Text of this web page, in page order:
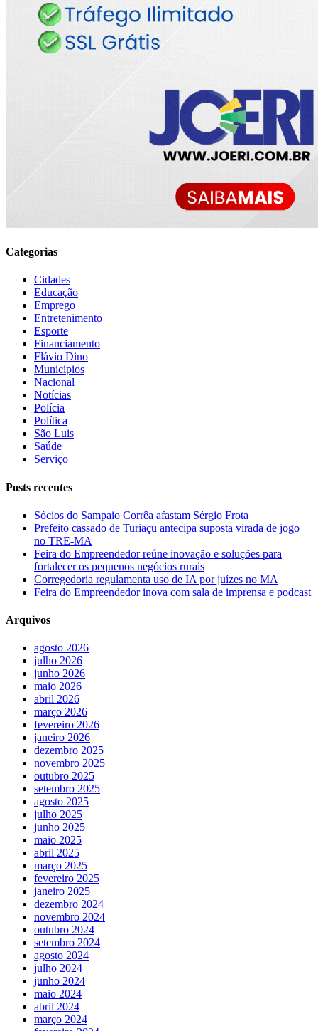
Categorias
Cidades
Educação
Emprego
Entretenimento
Esporte
Financiamento
Flávio Dino
Municípios
Nacional
Notícias
Polícia
Política
São Luis
Saúde
Serviço
Posts recentes
Sócios do Sampaio Corrêa afastam Sérgio Frota
Prefeito cassado de Turiaçu antecipa suposta virada de jogo
no TRE-MA
Feira do Empreendedor reúne inovação e soluções para
fortalecer os pequenos negócios rurais
Corregedoria regulamenta uso de IA por juízes no MA
Feira do Empreendedor inova com sala de imprensa e podcast
Arquivos
agosto 2026
julho 2026
junho 2026
maio 2026
abril 2026
março 2026
fevereiro 2026
janeiro 2026
dezembro 2025
novembro 2025
outubro 2025
setembro 2025
agosto 2025
julho 2025
junho 2025
maio 2025
abril 2025
março 2025
fevereiro 2025
janeiro 2025
dezembro 2024
novembro 2024
outubro 2024
setembro 2024
agosto 2024
julho 2024
junho 2024
maio 2024
abril 2024
março 2024